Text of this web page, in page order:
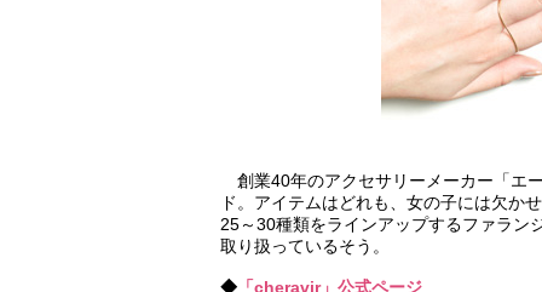
創業40年のアクセサリーメーカー「エ
ド。アイテムはどれも、女の子には欠か
25～30種類をラインアップするファラン
取り扱っているそう。
◆ 「cheravir」公式ページ